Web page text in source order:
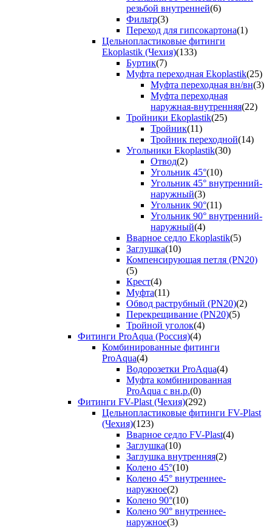
резьбой внутренней(6)
Фильтр(3)
Переход для гипсокартона(1)
Цельнопластиковые фитинги
Ekoplastik (Чехия)(133)
Буртик(7)
Муфта переходная Ekoplastik(25)
Муфта переходная вн/вн(3)
Муфта переходная
наружная-внутренняя(22)
Тройники Ekoplastik(25)
Тройник(11)
Тройник переходной(14)
Угольники Ekoplastik(30)
Отвод(2)
Угольник 45°(10)
Угольник 45° внутренний-
наружный(3)
Угольник 90°(11)
Угольник 90° внутренний-
наружный(4)
Вварное седло Ekoplastik(5)
Заглушка(10)
Компенсирующая петля (PN20)
(5)
Крест(4)
Муфта(11)
Обвод раструбный (PN20)(2)
Перекрещивание (PN20)(5)
Тройной уголок(4)
Фитинги ProAqua (Россия)(4)
Комбинированные фитинги
ProAqua(4)
Водорозетки ProAqua(4)
Муфта комбинированная
ProAqua с вн.р.(0)
Фитинги FV-Plast (Чехия)(292)
Цельнопластиковые фитинги FV-Plast
(Чехия)(123)
Вварное седло FV-Plast(4)
Заглушка(10)
Заглушка внутренняя(2)
Колено 45°(10)
Колено 45° внутреннее-
наружное(2)
Колено 90°(10)
Колено 90° внутреннее-
наружное(3)